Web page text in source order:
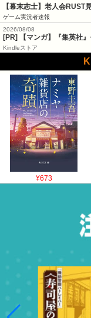
【幕末志士】老人会RUST
ゲーム実況者速報
2026/08/08
[PR] 【マンガ】『集英社
Kindleストア
¥673